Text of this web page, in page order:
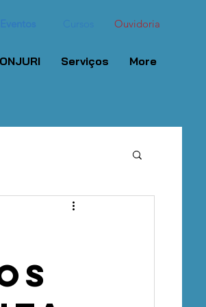
Ouvidoria
Serviços More